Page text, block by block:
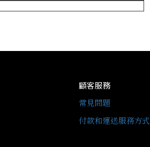
顧客服務
常見問題
付款和運送服務方式